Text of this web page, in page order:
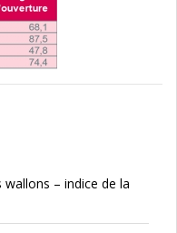
– indice de la